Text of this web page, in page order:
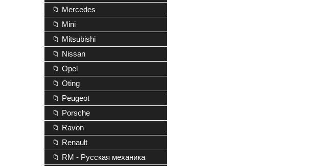
📁 Mercedes
📁 Mini
📁 Mitsubishi
📁 Nissan
📁 Opel
📁 Oting
📁 Peugeot
📁 Porsche
📁 Ravon
📁 Renault
📁 RM - Русская механика